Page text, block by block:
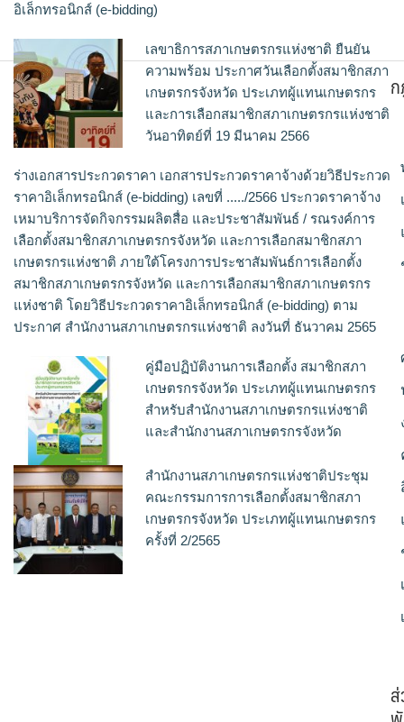
อิเล็กทรอนิกส์ (e-bidding)
เลขาธิการสภาเกษตรกรแห่งชาติ ยืนยัน
ความพร้อม ประกาศวันเลือกตั้งสมาชิกสภา
เกษตรกรจังหวัด ประเภทผู้แทนเกษตรกร
และการเลือกสมาชิกสภาเกษตรกรแห่งชาติ
วันอาทิตย์ที่ 19 มีนาคม 2566
ร่างเอกสารประกวดราคา เอกสารประกวดราคาจ้างด้วยวิธีประกวด
ราคาอิเล็กทรอนิกส์ (e-bidding) เลขที่ ...../2566 ประกวดราคาจ้าง
เหมาบริการจัดกิจกรรมผลิตสื่อ และประชาสัมพันธ์ / รณรงค์การ
เลือกตั้งสมาชิกสภาเกษตรกรจังหวัด และการเลือกสมาชิกสภา
เกษตรกรแห่งชาติ ภายใต้โครงการประชาสัมพันธ์การเลือกตั้ง
สมาชิกสภาเกษตรกรจังหวัด และการเลือกสมาชิกสภาเกษตรกร
แห่งชาติ โดยวิธีประกวดราคาอิเล็กทรอนิกส์ (e-bidding) ตาม
ประกาศ สำนักงานสภาเกษตรกรแห่งชาติ ลงวันที่ ธันวาคม 2565
คู่มือปฏิบัติงานการเลือกตั้ง สมาชิกสภา
เกษตรกรจังหวัด ประเภทผู้แทนเกษตรกร
สำหรับสำนักงานสภาเกษตรกรแห่งชาติ
และสำนักงานสภาเกษตรกรจังหวัด
สำนักงานสภาเกษตรกรแห่งชาติประชุม
คณะกรรมการการเลือกตั้งสมาชิกสภา
เกษตรกรจังหวัด ประเภทผู้แทนเกษตรกร
ครั้งที่ 2/2565